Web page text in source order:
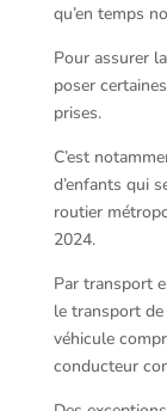
qu’en temps
Pour assurer
poser
prises.
C’est
d’enfants qui
routier
2024.
Par transport
le transport
véhicule
conducteur